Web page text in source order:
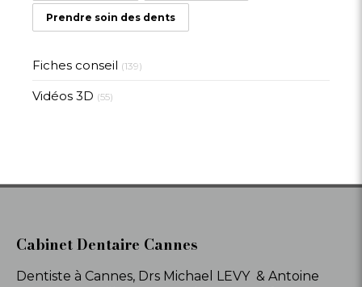
Prendre soin des dents
Fiches conseil (139)
Vidéos 3D (55)
Cabinet Dentaire Cannes
Dentiste à Cannes, Drs Michael LEVY & Antoine